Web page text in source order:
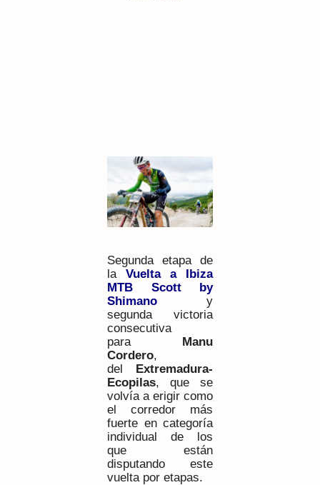
Segunda etapa de
la Vuelta a Ibiza
MTB Scott by
Shimano y
segunda victoria
consecutiva
para Manu
Cordero,
del Extremadura-
Ecopilas, que se
volvía a erigir como
el corredor más
fuerte en categoría
individual de los
que están
disputando este
vuelta por etapas.